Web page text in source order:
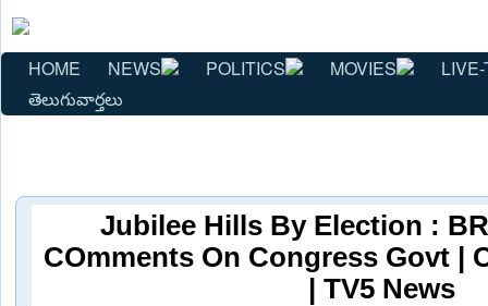
HOME NEWS POLITICS MOVIES
తెలుగువార్తలు
Jubilee Hills By Election :
COmments On Congress Govt |
| TV5 News